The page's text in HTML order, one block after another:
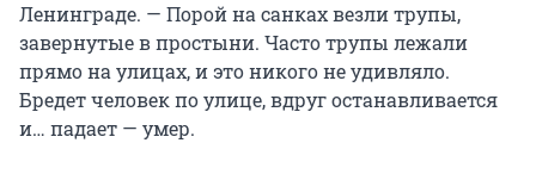
Ленинграде. — Порой на санках везли трупы,
завернутые в простыни. Часто трупы лежали
прямо на улицах, и это никого не удивляло.
Бредет человек по улице, вдруг останавливается
и… падает — умер.